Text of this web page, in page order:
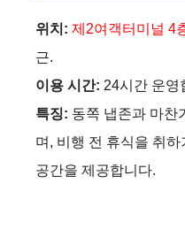
위치: 제2여객터미널 4
근.
이용 시간: 24시간 운영
특징: 동쪽 냅존과 마찬
며, 비행 전 휴식을 취
공간을 제공합니다.